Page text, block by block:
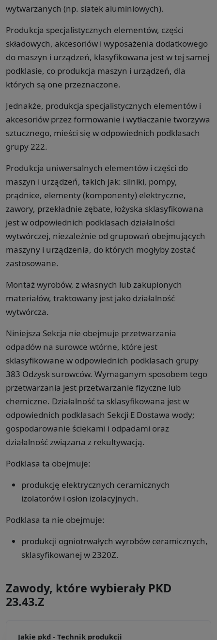
wytwarzanych (np. siatek aluminiowych).
Produkcja specjalistycznych elementów, części
składowych, akcesoriów i wyposażenia dodatkowego
do maszyn i urządzeń, klasyfikowana jest w tej samej
podklasie, co produkcja maszyn i urządzeń, dla
których są one przeznaczone.
Jednakże, produkcja specjalistycznych elementów i
akcesoriów przez formowanie i wytłaczanie tworzywa
sztucznego, mieści się w odpowiednich podklasach
grupy 222.
Produkcja uniwersalnych elementów i części do
maszyn i urządzeń, takich jak: silniki, pompy,
prądnice, elementy (komponenty) elektryczne,
zawory, przekładnie zębate, łożyska sklasyfikowana
jest w odpowiednich podklasach działalności
wytwórczej, niezależnie od grupowań obejmujących
maszyny i urządzenia, do których mogłyby zostać
zastosowane.
Montaż wyrobów, z własnych lub zakupionych
materiałów, traktowany jest jako działalność
wytwórcza.
Niniejsza Sekcja nie obejmuje przetwarzania
odpadów na surowce wtórne, które jest
sklasyfikowane w odpowiednich podklasach grupy
383 Odzysk surowców. Wymaganym sposobem tego
przetwarzania jest przetwarzanie fizyczne lub
chemiczne. Działalność ta sklasyfikowana jest w
odpowiednich podklasach Sekcji E Dostawa wody;
gospodarowanie ściekami i odpadami oraz
działalność związana z rekultywacją.
Podklasa ta obejmuje:
produkcję elektrycznych ceramicznych
izolatorów i osłon izolacyjnych.
Podklasa ta nie obejmuje:
produkcji ogniotrwałych wyrobów ceramicznych,
sklasyfikowanej w 2320Z.
Zawody, które wybierały PKD
23.43.Z
Jakie pkd - Technik produkcji